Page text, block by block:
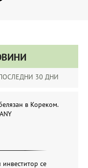
30 ДНИ
в Кореком.
се